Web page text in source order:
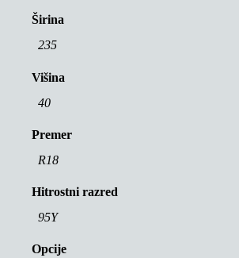
Širina
235
Višina
40
Premer
R18
Hitrostni razred
95Y
Opcije